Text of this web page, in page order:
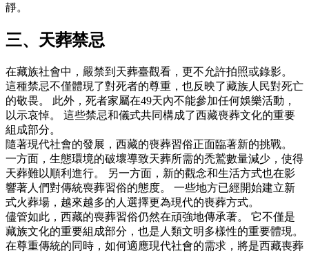
靜。
三、天葬禁忌
在藏族社會中，嚴禁到天葬臺觀看，更不允許拍照或錄影。
這種禁忌不僅體現了對死者的尊重，也反映了藏族人民對死亡
的敬畏。 此外，死者家屬在49天內不能參加任何娛樂活動，
以示哀悼。 這些禁忌和儀式共同構成了西藏喪葬文化的重要
組成部分。
隨著現代社會的發展，西藏的喪葬習俗正面臨著新的挑戰。
一方面，生態環境的破壞導致天葬所需的禿鷲數量減少，使得
天葬難以順利進行。 另一方面，新的觀念和生活方式也在影
響著人們對傳統喪葬習俗的態度。 一些地方已經開始建立新
式火葬場，越來越多的人選擇更為現代的喪葬方式。
儘管如此，西藏的喪葬習俗仍然在頑強地傳承著。 它不僅是
藏族文化的重要組成部分，也是人類文明多樣性的重要體現。
在尊重傳統的同時，如何適應現代社會的需求，將是西藏喪葬